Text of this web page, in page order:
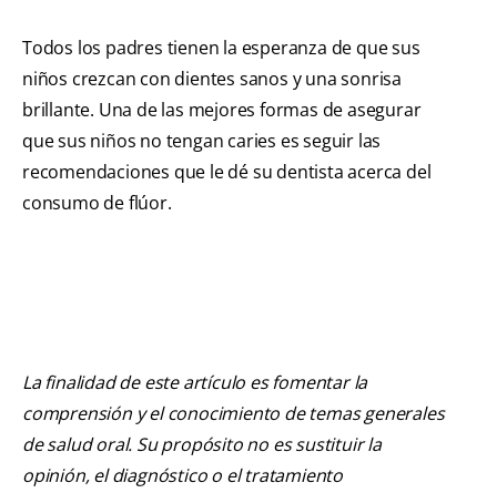
Todos los padres tienen la esperanza de que sus
niños crezcan con dientes sanos y una sonrisa
brillante. Una de las mejores formas de asegurar
que sus niños no tengan caries es seguir las
recomendaciones que le dé su dentista acerca del
consumo de flúor.
La finalidad de este artículo es fomentar la
comprensión y el conocimiento de temas generales
de salud oral. Su propósito no es sustituir la
opinión, el diagnóstico o el tratamiento